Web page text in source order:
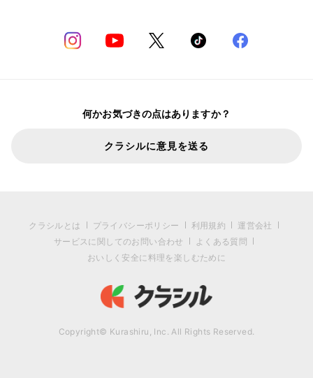
何かお気づきの点はありますか？
クラシルに意見を送る
クラシルとは プライバシーポリシー 利用規約
運営会社
サービスに関してのお問い合わせ
よくある質問
おいしく安全に料理を楽しむために
Copyright© Kurashiru, Inc. All Rights Reserved.